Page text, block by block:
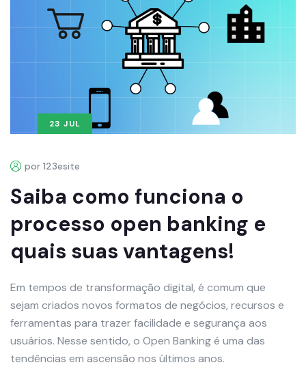
23 JUL
por 123esite
Saiba como funciona o
processo open banking e
quais suas vantagens!
Em tempos de transformação digital, é comum que
sejam criados novos formatos de negócios, recursos e
ferramentas para trazer facilidade e segurança aos
usuários. Nesse sentido, o Open Banking é uma das
tendências em ascensão nos últimos anos.